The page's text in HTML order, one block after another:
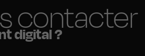
contacter
digital ?